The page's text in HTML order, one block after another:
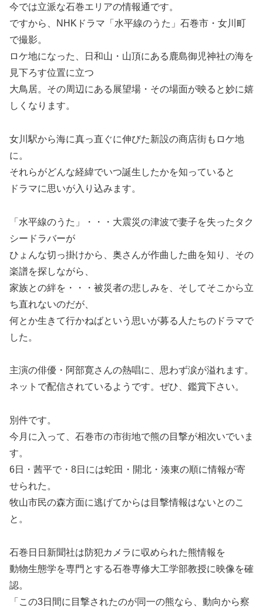
今では立派な石巻エリアの情報通です。
ですから、NHKドラマ「水平線のうた」石巻市・女川町
で撮影。
ロケ地になった、日和山・山頂にある鹿島御児神社の海を
見下ろす位置に立つ
大鳥居。その周辺にある展望場・その場面が映ると妙に嬉
しくなります。
女川駅から海に真っ直ぐに伸びた新設の商店街もロケ地
に。
それらがどんな経緯でいつ誕生したかを知っていると
ドラマに思いが入り込みます。
「水平線のうた」・・・大震災の津波で妻子を失ったタク
シードラバーが
ひょんな切っ掛けから、奥さんが作曲した曲を知り、その
楽譜を探しながら、
家族との絆を・・・被災者の悲しみを、そしてそこから立
ち直れないのだが、
何とか生きて行かねばという思いが募る人たちのドラマで
した。
主演の俳優・阿部寛さんの熱唱に、思わず涙が溢れます。
ネットで配信されているようです。ぜひ、鑑賞下さい。
別件です。
今月に入って、石巻市の市街地で熊の目撃が相次いでいま
す。
6日・茜平で・8日には蛇田・開北・湊東の順に情報が寄
せられた。
牧山市民の森方面に逃げてからは目撃情報はないとのこ
と。
石巻日日新聞社は防犯カメラに収められた熊情報を
動物生態学を専門とする石巻専修大工学部教授に映像を確
認。
「この3日間に目撃されたのが同一の熊なら、動向から察